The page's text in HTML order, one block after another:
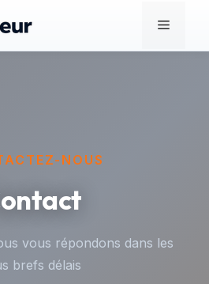
Menu
NOUS
vous répondons dans les
brefs délais